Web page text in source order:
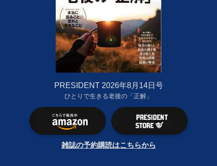
PRESIDENT 2026年8月14日号
ひとりで生きる老後の「正解」
雑誌の予約購読はこちらから